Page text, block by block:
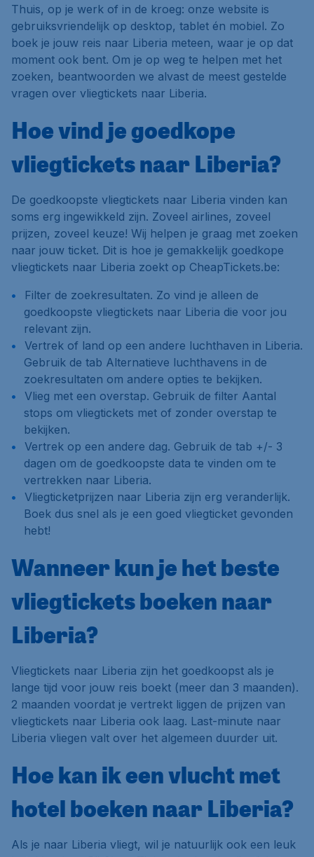
Thuis, op je werk of in de kroeg: onze website is
gebruiksvriendelijk op desktop, tablet én mobiel. Zo
boek je jouw reis naar Liberia meteen, waar je op dat
moment ook bent. Om je op weg te helpen met het
zoeken, beantwoorden we alvast de meest gestelde
vragen over vliegtickets naar Liberia.
Hoe vind je goedkope
vliegtickets naar Liberia?
De goedkoopste vliegtickets naar Liberia vinden kan
soms erg ingewikkeld zijn. Zoveel airlines, zoveel
prijzen, zoveel keuze! Wij helpen je graag met zoeken
naar jouw ticket. Dit is hoe je gemakkelijk goedkope
vliegtickets naar Liberia zoekt op CheapTickets.be:
Filter de zoekresultaten. Zo vind je alleen de
goedkoopste vliegtickets naar Liberia die voor jou
relevant zijn.
Vertrek of land op een andere luchthaven in Liberia.
Gebruik de tab Alternatieve luchthavens in de
zoekresultaten om andere opties te bekijken.
Vlieg met een overstap. Gebruik de filter Aantal
stops om vliegtickets met of zonder overstap te
bekijken.
Vertrek op een andere dag. Gebruik de tab +/- 3
dagen om de goedkoopste data te vinden om te
vertrekken naar Liberia.
Vliegticketprijzen naar Liberia zijn erg veranderlijk.
Boek dus snel als je een goed vliegticket gevonden
hebt!
Wanneer kun je het beste
vliegtickets boeken naar
Liberia?
Vliegtickets naar Liberia zijn het goedkoopst als je
lange tijd voor jouw reis boekt (meer dan 3 maanden).
2 maanden voordat je vertrekt liggen de prijzen van
vliegtickets naar Liberia ook laag. Last-minute naar
Liberia vliegen valt over het algemeen duurder uit.
Hoe kan ik een vlucht met
hotel boeken naar Liberia?
Als je naar Liberia vliegt, wil je natuurlijk ook een leuk